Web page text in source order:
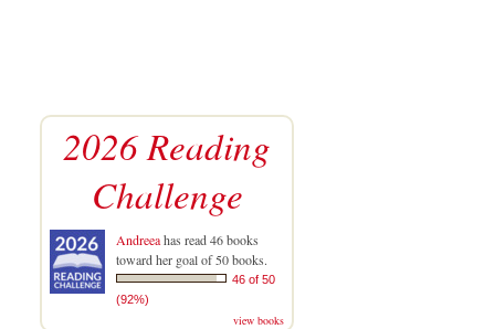
2026 Reading
Challenge
Andreeahas read 46 books
toward her goal of 50 books.
46 of 50
(92%)
view books